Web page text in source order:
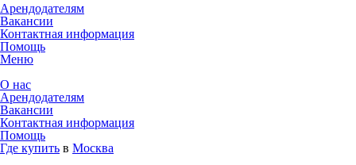
Арендодателям
Вакансии
Контактная информация
Помощь
Меню
О нас
Арендодателям
Вакансии
Контактная информация
Помощь
Где купить в Москва